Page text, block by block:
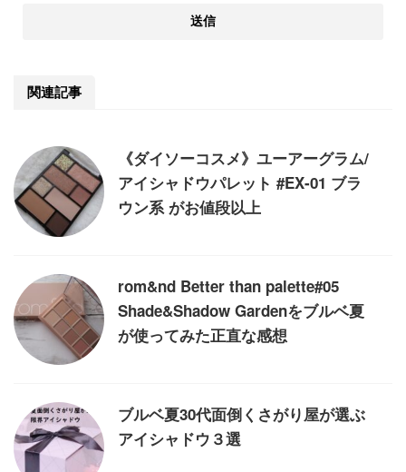
関連記事
《ダイソーコスメ》ユーアーグラム/
アイシャドウパレット #EX-01 ブラ
ウン系 がお値段以上
rom&nd Better than palette#05
Shade&Shadow Gardenをブルベ夏
が使ってみた正直な感想
ブルベ夏30代面倒くさがり屋が選ぶ
アイシャドウ３選